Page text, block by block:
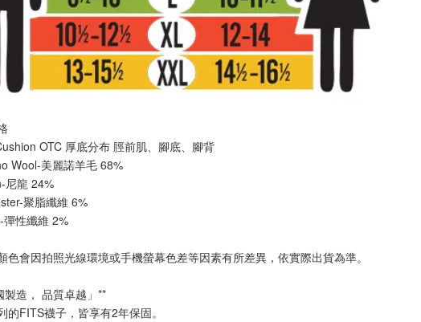
OTC 厚底分布 脛前肌、 腳底、 腳背
Wool-美麗諾羊毛 68%
尼龍 24%
聚脂纖維 6%
彈性纖維 2%
色會因拍照光線環境或手機螢幕色差等因素有所差異，依實際出貨為準。
製造， 品質卓越」**
的FITS襪子，皆享有2年保固。